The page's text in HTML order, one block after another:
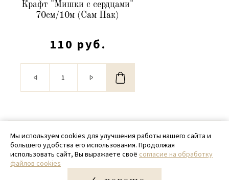
Крафт "Мишки с сердцами"
70см/10м (Сам Пак)
110 руб.
© 2020 - 2026 SamPack
+ 7 (918) 699-97-87
zakaz@sampack.store
Мы используем cookies для улучшения работы нашего сайта и
большего удобства его использования. Продолжая
использовать сайт, Вы выражаете своё согласие на обработку
файлов cookies